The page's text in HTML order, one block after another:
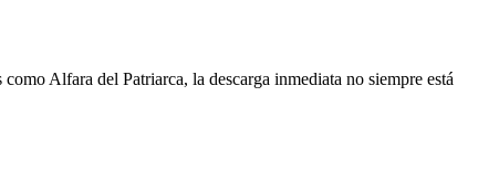
como Alfara del Patriarca, la descarga inmediata no siempre está